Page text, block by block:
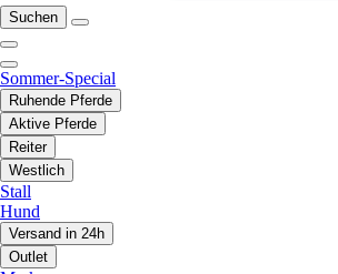
Suchen
Sommer-Special
Ruhende Pferde
Aktive Pferde
Reiter
Westlich
Stall
Hund
Versand in 24h
Outlet